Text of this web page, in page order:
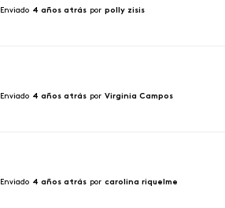
Enviado 4 años atrás por polly zisis
Enviado 4 años atrás por Virginia Campos
Enviado 4 años atrás por carolina riquelme